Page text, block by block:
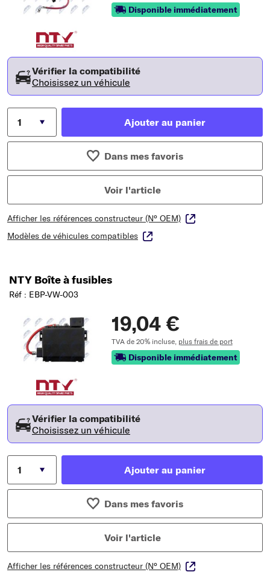
Disponible immédiatement
Vérifier la compatibilité
Choisissez un véhicule
Ajouter au panier
Dans mes favoris
Voir l'article
Afficher les références constructeur (N° OEM)
Modèles de véhicules compatibles
NTY Boîte à fusibles
Réf : EBP-VW-003
19,04 €
TVA de 20% incluse, plus frais de port
Disponible immédiatement
Vérifier la compatibilité
Choisissez un véhicule
Ajouter au panier
Dans mes favoris
Voir l'article
Afficher les références constructeur (N° OEM)